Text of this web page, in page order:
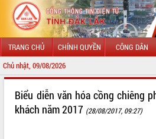
TRANG CHỦ CHÍNH QUYỀN CÔNG DÂN
Chủ nhật, 09/08/2026 CHÀO
LÃNH ĐẠO UBND TỈNH
Biểu diễn văn hóa cồng chiêng
khách năm 2017 (28/08/2017, 09:27)